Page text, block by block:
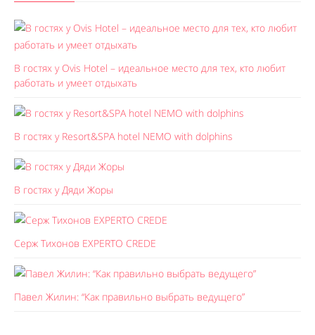
В гостях у Ovis Hotel – идеальное место для тех, кто любит
работать и умеет отдыхать
В гостях у Resort&SPA hotel NEMO with dolphins
В гостях у Дяди Жоры
Серж Тихонов EXPERTO CREDE
Павел Жилин: “Как правильно выбрать ведущего”